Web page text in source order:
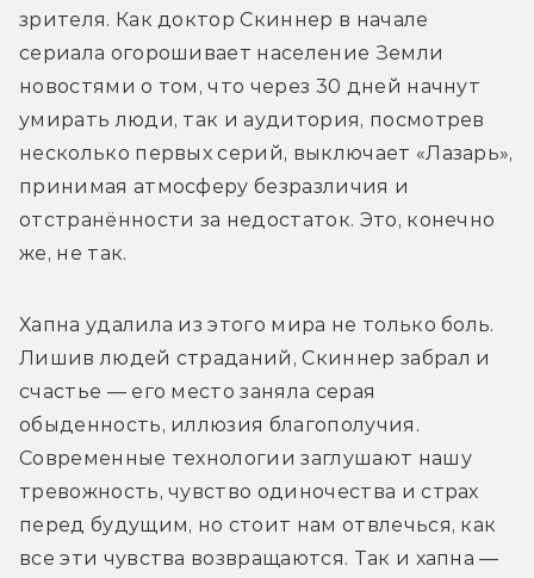
зрителя. Как доктор Скиннер в начале
сериала огорошивает население Земли
новостями о том, что через 30 дней начнут
умирать люди, так и аудитория, посмотрев
несколько первых серий, выключает «Лазарь»,
принимая атмосферу безразличия и
отстранённости за недостаток. Это, конечно
же, не так.
Хапна удалила из этого мира не только боль.
Лишив людей страданий, Скиннер забрал и
счастье — его место заняла серая
обыденность, иллюзия благополучия.
Современные технологии заглушают нашу
тревожность, чувство одиночества и страх
перед будущим, но стоит нам отвлечься, как
все эти чувства возвращаются. Так и хапна —